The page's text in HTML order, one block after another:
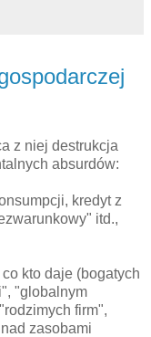
z niej destrukcja
absurdów:
kredyt z
itd.,
kto daje (bogatych
"globalnym
firm",
zasobami